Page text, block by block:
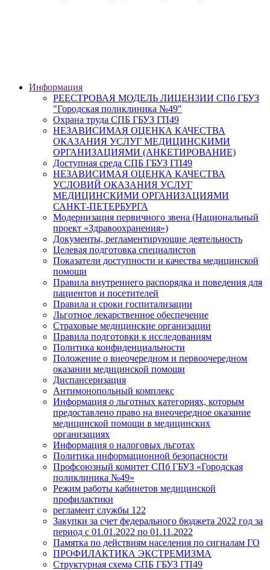
Информация
РЕЕСТРОВАЯ МОДЕЛЬ ЛИЦЕНЗИИ СПб ГБУЗ
"Городская поликлиника №49"
Охрана труда СПБ ГБУЗ ГП49
НЕЗАВИСИМАЯ ОЦЕНКА КАЧЕСТВА
ОКАЗАНИЯ УСЛУГ МЕДИЦИНСКИМИ
ОРГАНИЗАЦИЯМИ (АНКЕТИРОВАНИЕ)
Доступная среда СПБ ГБУЗ ГП49
НЕЗАВИСИМАЯ ОЦЕНКА КАЧЕСТВА
УСЛОВИЙ ОКАЗАНИЯ УСЛУГ
МЕДИЦИНСКИМИ ОРГАНИЗАЦИЯМИ
САНКТ-ПЕТЕРБУРГА
Модернизация первичного звена (Национальный
проект «Здравоохранения»)
Документы, регламентирующие деятельность
Целевая подготовка специалистов
Показатели доступности и качества медицинской
помощи
Правила внутреннего распорядка и поведения для
пациентов и посетителей
Правила и сроки госпитализации
Льготное лекарственное обеспечение
Страховые медицинские организации
Правила подготовки к исследованиям
Политика конфиденциальности
Положение о внеочередном и первоочередном
оказании медицинской помощи
Диспансеризация
Антимонопольный комплекс
Информация о льготных категориях, которым
предоставлено право на внеочередное оказание
медицинской помощи в медицинских
организациях
Информация о налоговых льготах
Политика информационной безопасности
Профсоюзный комитет СПб ГБУЗ «Городская
поликлиника №49»
Режим работы кабинетов медицинской
профилактики
регламент службы 122
Закупки за счет федерального бюджета 2022 год за
период с 01.01.2022 по 01.11.2022
Памятка по действиям населения по сигналам ГО
ПРОФИЛАКТИКА ЭКСТРЕМИЗМА
Структурная схема СПБ ГБУЗ ГП49